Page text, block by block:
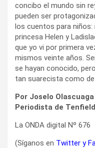
concibo el mundo sin
pueden ser
los cuentos para niños:
princesa Helen y
que yo vi por primera
mismos veinte años.
se hayan conocido,
tan suarecista como de
Por Joselo Olascuaga
Periodista de Tenfield
La ONDA digital Nº 676
(Síganos en Twitter y